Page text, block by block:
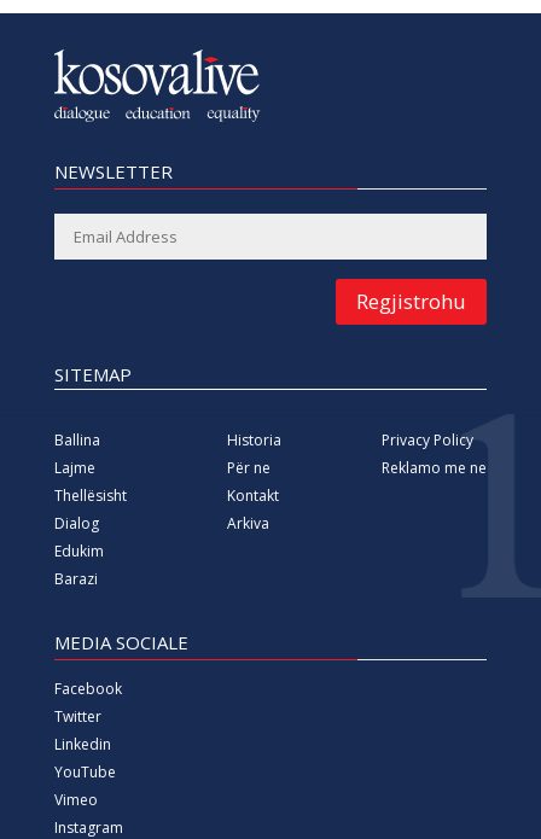
NEWSLETTER
Regjistrohu
SITEMAP
Ballina
Lajme
Thellësisht
Dialog
Edukim
Barazi
Historia
Për ne
Kontakt
Arkiva
Privacy Policy
Reklamo me ne
MEDIA SOCIALE
Facebook
Twitter
Linkedin
YouTube
Vimeo
Instagram